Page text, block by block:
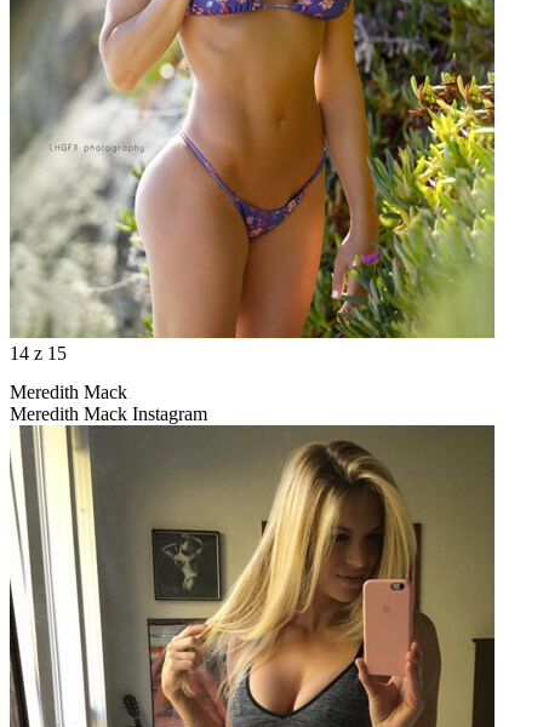
14 z 15
Meredith Mack
Meredith Mack Instagram